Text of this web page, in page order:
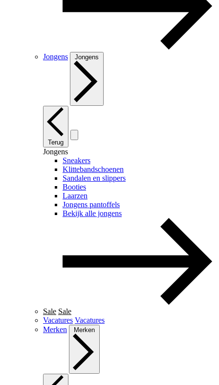
Jongens Jongens
Terug
Jongens
Sneakers
Klittebandschoenen
Sandalen en slippers
Booties
Laarzen
Jongens pantoffels
Bekijk alle jongens
Sale Sale
Vacatures Vacatures
Merken
Merken